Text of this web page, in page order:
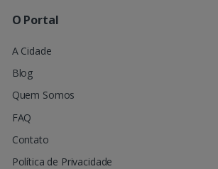
O Portal
A Cidade
Blog
Quem Somos
FAQ
Contato
Política de Privacidade